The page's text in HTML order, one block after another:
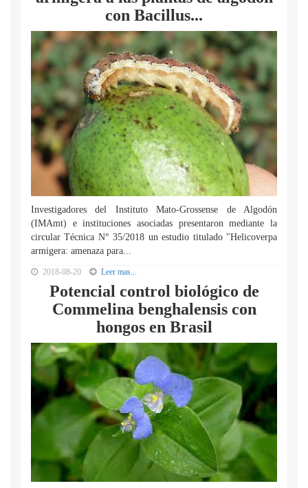
con Bacillus...
Investigadores del Instituto Mato-Grossense de Algodón
(IMAmt) e instituciones asociadas presentaron mediante la
circular Técnica N° 35/2018 un estudio titulado "Helicoverpa
armigera: amenaza para...
2018-08-20 Leer mas...
Potencial control biológico de
Commelina benghalensis con
hongos en Brasil